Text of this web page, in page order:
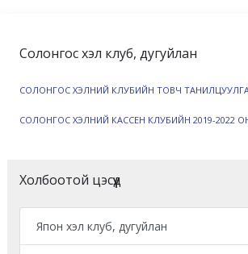
Солонгос хэл клуб, дугуйлан
СОЛОНГОС ХЭЛНИЙ КЛУБИЙН ТОВЧ
СОЛОНГОС ХЭЛНИЙ КАССЕН КЛУБИЙН 2019-2022
Холбоотой цэсүүд
Япон хэл клуб, дугуйлан